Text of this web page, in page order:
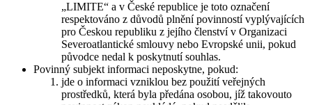
„LIMITE“ a v České republice je toto označení
respektováno z důvodů plnění povinností vyplývajících
pro Českou republiku z jejího členství v Organizaci
Severoatlantické smlouvy nebo Evropské unii, pokud
původce nedal k poskytnutí souhlas.
Povinný subjekt informaci neposkytne, pokud:
jde o informaci vzniklou bez použití veřejných
prostředků, která byla předána osobou, jíž takovouto